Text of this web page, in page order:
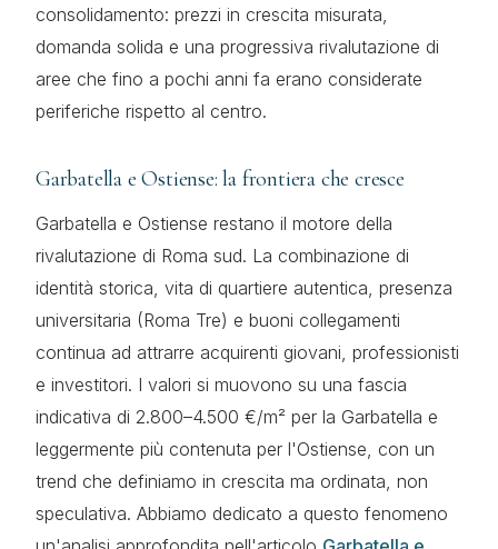
consolidamento: prezzi in crescita misurata,
domanda solida e una progressiva rivalutazione di
aree che fino a pochi anni fa erano considerate
periferiche rispetto al centro.
Garbatella e Ostiense: la frontiera che cresce
Garbatella e Ostiense restano il motore della
rivalutazione di Roma sud. La combinazione di
identità storica, vita di quartiere autentica, presenza
universitaria (Roma Tre) e buoni collegamenti
continua ad attrarre acquirenti giovani, professionisti
e investitori. I valori si muovono su una fascia
indicativa di 2.800–4.500 €/m² per la Garbatella e
leggermente più contenuta per l'Ostiense, con un
trend che definiamo in crescita ma ordinata, non
speculativa. Abbiamo dedicato a questo fenomeno